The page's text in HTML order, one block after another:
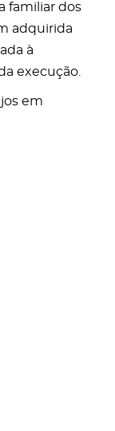
familiar dos
adquirida
à
execução.
em